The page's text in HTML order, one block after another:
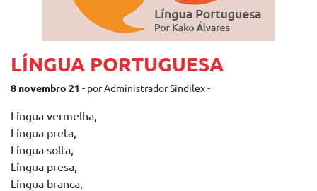
LÍNGUA PORTUGUESA
8 novembro 21 - por Administrador Sindilex -
Língua vermelha,
Língua preta,
Língua solta,
Língua presa,
Língua branca,